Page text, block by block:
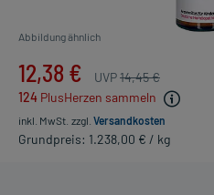
Abbildung ähnlich
12,38 € UVP14,45 €
124 PlusHerzen sammeln
inkl. MwSt. zzgl. Versandkosten
Grundpreis: 1.238,00 € / kg